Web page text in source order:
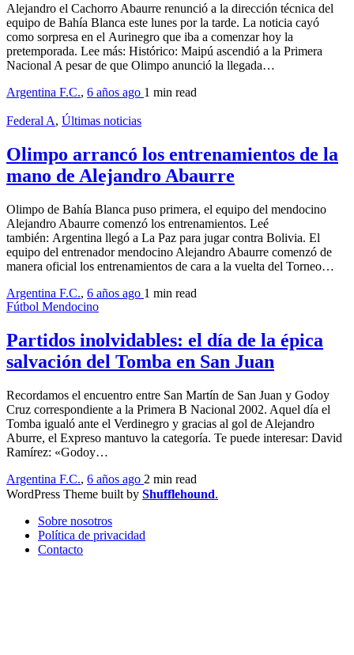
Alejandro el Cachorro Abaurre renunció a la dirección técnica del
equipo de Bahía Blanca este lunes por la tarde. La noticia cayó
como sorpresa en el Aurinegro que iba a comenzar hoy la
pretemporada. Lee más: Histórico: Maipú ascendió a la Primera
Nacional A pesar de que Olimpo anunció la llegada…
Argentina F.C., 6 años ago 1 min read
Federal A, Últimas noticias
Olimpo arrancó los entrenamientos de la
mano de Alejandro Abaurre
Olimpo de Bahía Blanca puso primera, el equipo del mendocino
Alejandro Abaurre comenzó los entrenamientos. Leé
también: Argentina llegó a La Paz para jugar contra Bolivia. El
equipo del entrenador mendocino Alejandro Abaurre comenzó de
manera oficial los entrenamientos de cara a la vuelta del Torneo…
Argentina F.C., 6 años ago 1 min read
Fútbol Mendocino
Partidos inolvidables: el día de la épica
salvación del Tomba en San Juan
Recordamos el encuentro entre San Martín de San Juan y Godoy
Cruz correspondiente a la Primera B Nacional 2002. Aquel día el
Tomba igualó ante el Verdinegro y gracias al gol de Alejandro
Aburre, el Expreso mantuvo la categoría. Te puede interesar: David
Ramírez: «Godoy…
Argentina F.C., 6 años ago 2 min read
WordPress Theme built by Shufflehound.
Sobre nosotros
Política de privacidad
Contacto